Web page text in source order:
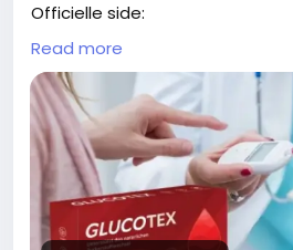
Officielle side:
https://www.kissnutra.com/da/
anmeldelser/
https://scribehow.com/page/
Kapsler__ZV1oqyHmSg-
https://open.firstory.me/story/
Read more